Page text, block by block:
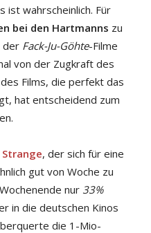
ist wahrscheinlich. Für
bei den Hartmanns zu
der Fack-Ju-Göhte-Filme
von der Zugkraft des
Films, die perfekt das
hat entscheidend zum
, der sich für eine
gut von Woche zu
nur 33%
in die deutschen Kinos
die 1-Mio-